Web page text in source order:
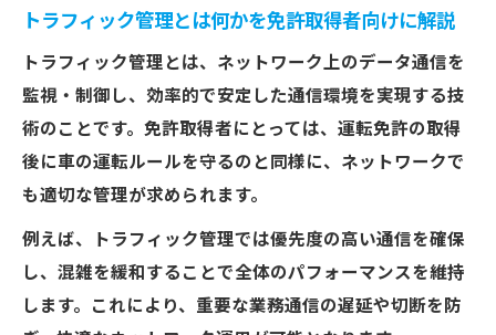
トラフィック管理システムで安定した通信
トラフィック監視ツールが支える運用の効
率化
制御方法
トラフィック管理とは何かを免許取得者向けに解説
トラフィック管理とは、ネットワーク上のデータ通信を
監視・制御し、効率的で安定した通信環境を実現する技
術のことです。免許取得者にとっては、運転免許の取得
後に車の運転ルールを守るのと同様に、ネットワークで
も適切な管理が求められます。
例えば、トラフィック管理では優先度の高い通信を確保
し、混雑を緩和することで全体のパフォーマンスを維持
します。これにより、重要な業務通信の遅延や切断を防